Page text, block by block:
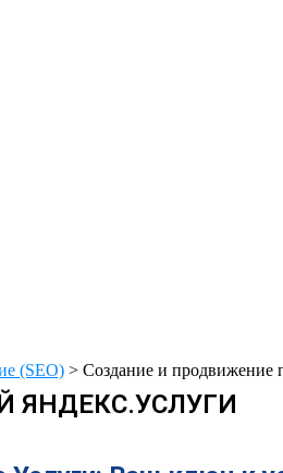
(SEO) > Создание и продвижение
ЯНДЕКС.УСЛУГИ